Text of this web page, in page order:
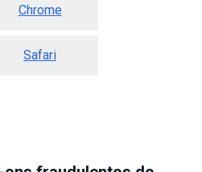
Chrome
Safari